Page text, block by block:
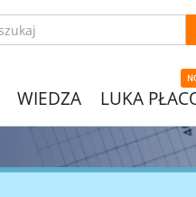
WIEDZA LUKA